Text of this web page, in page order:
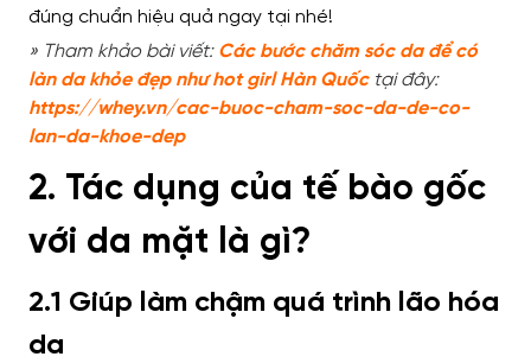
» Tham khảo bài viết: Các bước chăm sóc da để có
làn da khỏe đẹp như hot girl Hàn Quốc tại đây:
https://whey.vn/cac-buoc-cham-soc-da-de-co-
lan-da-khoe-dep
2. Tác dụng của tế bào gốc
với da mặt là gì?
2.1 Giúp làm chậm quá trình lão hóa
da